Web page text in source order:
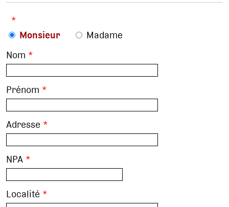
*
Monsieur
Madame
Nom *
Prénom *
Adresse *
NPA *
Localité *